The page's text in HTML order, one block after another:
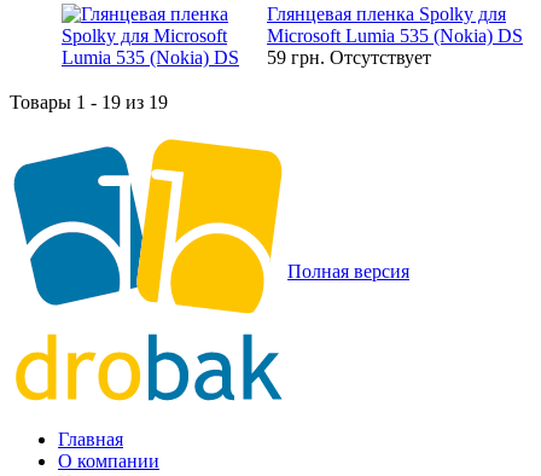
Глянцевая пленка Spolky для
Microsoft Lumia 535 (Nokia) DS
59 грн. Отсутствует
Товары 1 - 19 из 19
Полная версия
Главная
О компании